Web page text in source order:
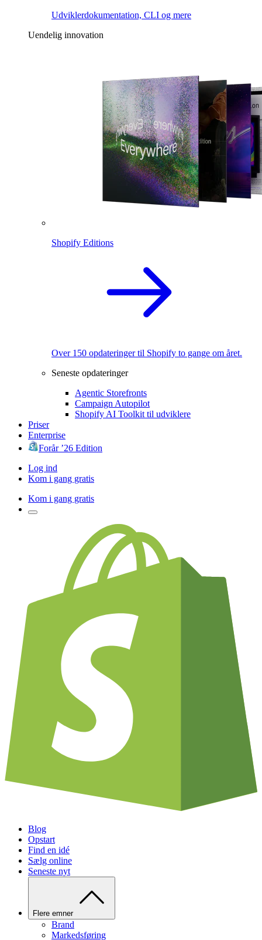
Udviklerdokumentation, CLI og mere
Uendelig innovation
Shopify Editions
Over 150 opdateringer til Shopify to gange om året.
Seneste opdateringer
Agentic Storefronts
Campaign Autopilot
Shopify AI Toolkit til udviklere
Priser
Enterprise
Forår ’26 Edition
Log ind
Kom i gang gratis
Kom i gang gratis
Blog
Opstart
Find en idé
Sælg online
Seneste nyt
Flere emner
Brand
Markedsføring